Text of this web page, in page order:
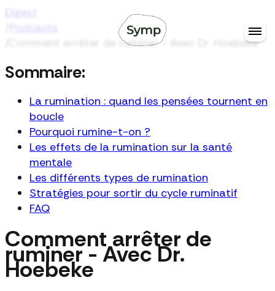
Digest
Podcasts
Comment arrêter de ruminer - Avec Dr. Hoebeke
Sommaire:
La rumination : quand les pensées tournent en
boucle
Pourquoi rumine-t-on ?
Les effets de la rumination sur la santé
mentale
Les différents types de rumination
Stratégies pour sortir du cycle ruminatif
FAQ
Comment arrêter de
ruminer - Avec Dr.
Hoebeke